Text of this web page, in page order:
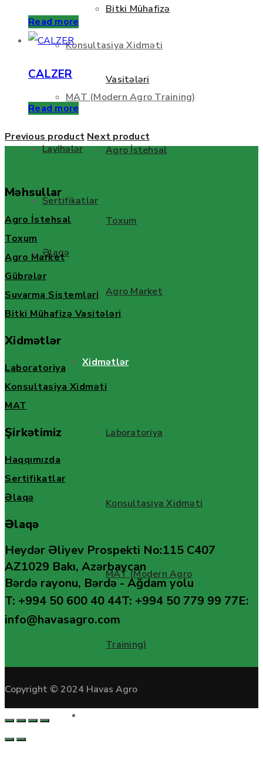
Konsultasiya Xidməti
MAT (Modern Agro Training)
Layihələr
Sertifikatlar
Əlaqə
Bitki Mühafizə
Vasitələri
Agro İstehsal
Toxum
Agro Market
Xidmətlər
Laboratoriya
Konsultasiya Xidməti
MAT (Modern Agro
Training)
Read more
CALZER
Read more
Previous product Next product
Məhsullar
Agro İstehsal
Toxum
Agro Market
Gübrələr
Suvarma Sistemləri
Bitki Mühafizə Vasitələri
Xidmətlər
Laboratoriya
Konsultasiya Xidməti
MAT
Şirkətimiz
Haqqımızda
Sertifikatlar
Əlaqə
Əlaqə
Heydər Əliyev Prospekti No:115 C407
AZ1029 Bakı, Azərbaycan
Bərdə rayonu, Bərdə - Ağdam yolu
T: +994 50 600 40 44T: +994 50 779 99 77E:
info@havasagro.com
Copyright © 2024 Havas Agro